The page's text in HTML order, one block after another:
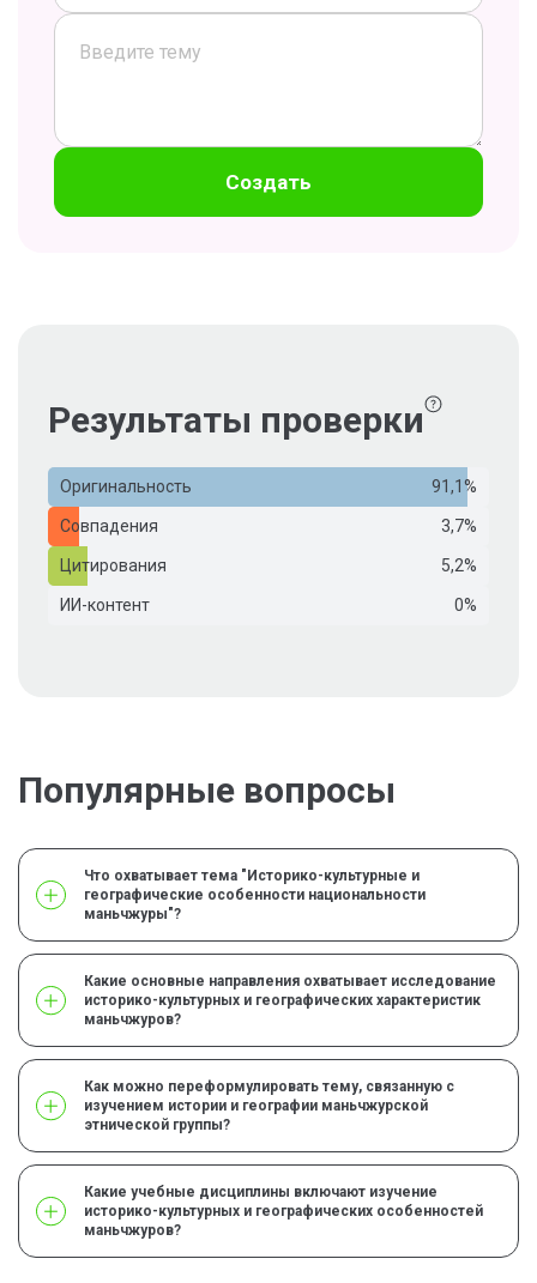
Создать
Результаты проверки
Оригинальность 91,1%
Совпадения 3,7%
Цитирования 5,2%
ИИ-контент 0%
Популярные вопросы
Что охватывает тема "Историко-культурные и
географические особенности национальности
маньчжуры"?
Какие основные направления охватывает исследование
историко-культурных и географических характеристик
маньчжуров?
Как можно переформулировать тему, связанную с
изучением истории и географии маньчжурской
этнической группы?
Какие учебные дисциплины включают изучение
историко-культурных и географических особенностей
маньчжуров?